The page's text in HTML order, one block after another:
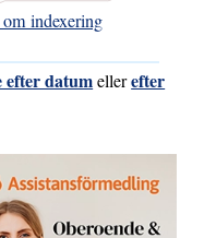
indexering
efter datumellerefter